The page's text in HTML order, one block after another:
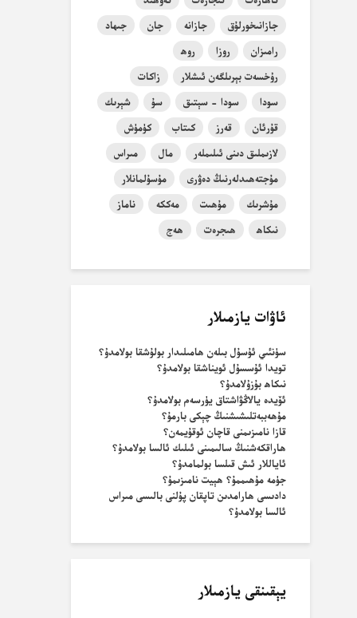
جازانىخورلۇق
جازانە جان
جىھاد
رامىزان
روزا
روھ
رۇخسەت بېرىلگەن ئىشلار
زاكات
سودا
سودا - سېتىق سۇ
شېرىك
قۇرئان
قەرز كىتاب
كۈمۈش
لازىملىق دىنى ئىلىملەر
مال
مىراس
مۇجتەھىدلەرنىڭ دەۋرى
مۇسۇلمانلار
مۇشرىك
مۇھىت مەككە
ناماز
نىكاھ
ھىجرەت ھەج
ئاۋات يازمىلار
سۈنئىي ئۇسۇل بىلەن ھامىلىدار بولۇشقا بولامدۇ؟
تويدا ئۇسسۇل ئويناشقا بولامدۇ؟
نىكاھ بۇزۇلامدۇ؟
ئۆيدە يالاڭۋاشتاق يۈرسەم بولامدۇ؟
مۇھەببەتلىشىشنىڭ چېكى بارمۇ؟
قازا نامىزىمنى قاچان ئوقۇيمەن؟
ھاراقكەشنىڭ سالىمىنى ئىلىك ئالسا بولامدۇ؟
ئاياللار ئىش قىلسا بولمامدۇ؟
جۈمە مۇھىممۇ؟ ھېيت نامىزىمۇ؟
دادىسى ھارامدىن تاپقان پۇلنى بالىسى مىراس
ئالسا بولامدۇ؟
يېقىنقى يازمىلار